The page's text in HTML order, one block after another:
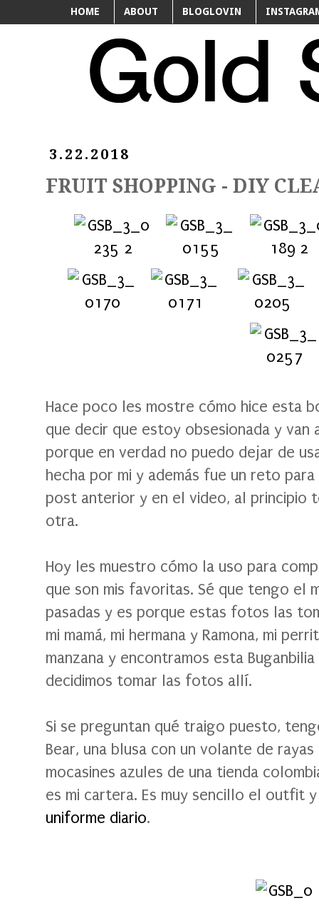
HOME ABOUT BLOGLOVIN
3.22.2018
FRUIT SHOPPING - DIY
Hace poco les mostre cómo hice esta
que decir que estoy obsesionada y
porque en verdad no puedo dejar de
hecha por mi y además fue un reto
post anterior y en el video, al principio
otra.
Hoy les muestro cómo la uso para
que son mis favoritas. Sé que tengo el
pasadas y es porque estas fotos las
mi mamá, mi hermana y Ramona, mi
manzana y encontramos esta
decidimos tomar las fotos allí.
Si se preguntan qué traigo puesto,
Bear, una blusa con un volante de
mocasines azules de una tienda
es mi cartera. Es muy sencillo el outfit
uniforme diario.